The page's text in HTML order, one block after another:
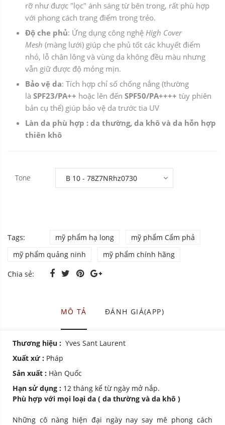
rỡ như được "lọc" ánh sáng từ bên trong, rất phù hợp
với phong cách trang điểm trong trẻo.
Độ che phủ: Ứng dụng công nghệ High Cover
Mesh (màng lưới) giúp che phủ tốt các khuyết điểm
nhỏ, lỗ chân lông và vùng da không đều màu nhưng
vẫn giữ được độ mỏng mịn.
Bảo vệ da: Tích hợp chỉ số chống nắng (thường
là SPF23/PA++ hoặc lên đến SPF50/PA++++ tùy phiên
bản cụ thể) giúp bảo vệ da trước tia UV
Làn da phù hợp : da thường, da khô và da hỗn hợp
thiên khô
Tone
Tags: mỹ phẩm hạ long
mỹ phẩm Cẩm phả
mỹ phẩm quảng ninh
mỹ phẩm chính hãng
Chia sẻ:
MÔ TẢ ĐÁNH GIÁ(APP)
Thương hiệu : Yves Sant Laurent
Xuất xứ : Pháp
Sản xuất : Hàn Quốc
Hạn sử dụng : 12 tháng kể từ ngày mở nắp.
Phù hợp với mọi loại da ( da thường và da khô )
Những cô nàng hiện đại ngày nay say mê phong cách